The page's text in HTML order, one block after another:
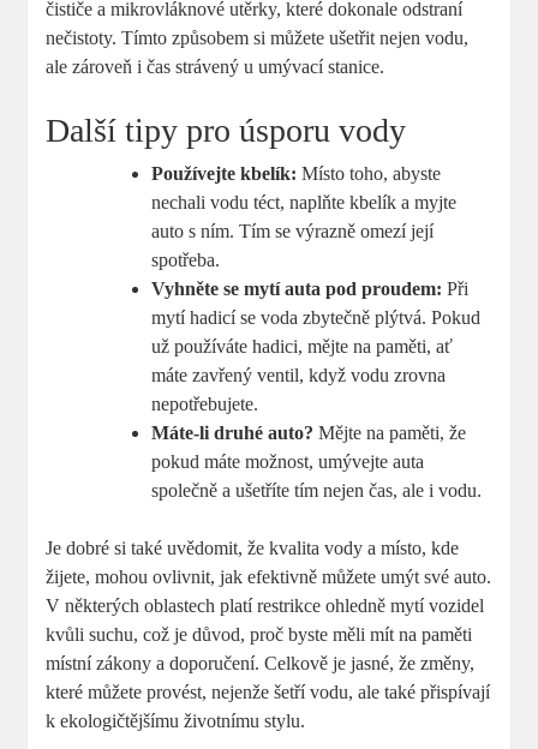
čističe a mikrovláknové utěrky, které dokonale odstraní
nečistoty. Tímto způsobem si můžete ušetřit nejen vodu,
ale zároveň i čas strávený u umývací stanice.
Další tipy pro úsporu vody
Používejte kbelík: Místo toho, abyste
nechali vodu téct, naplňte kbelík a myjte
auto s ním. Tím se výrazně omezí její
spotřeba.
Vyhněte se mytí auta pod proudem: Při
mytí hadicí se voda zbytečně plýtvá. Pokud
už používáte hadici, mějte na paměti, ať
máte zavřený ventil, když vodu zrovna
nepotřebujete.
Máte-li druhé auto? Mějte na paměti, že
pokud máte možnost, umývejte auta
společně a ušetříte tím nejen čas, ale i vodu.
Je dobré si také uvědomit, že kvalita vody a místo, kde
žijete, mohou ovlivnit, jak efektivně můžete umýt své auto.
V některých oblastech platí restrikce ohledně mytí vozidel
kvůli suchu, což je důvod, proč byste měli mít na paměti
místní zákony a doporučení. Celkově je jasné, že změny,
které můžete provést, nejenže šetří vodu, ale také přispívají
k ekologičtějšímu životnímu stylu.